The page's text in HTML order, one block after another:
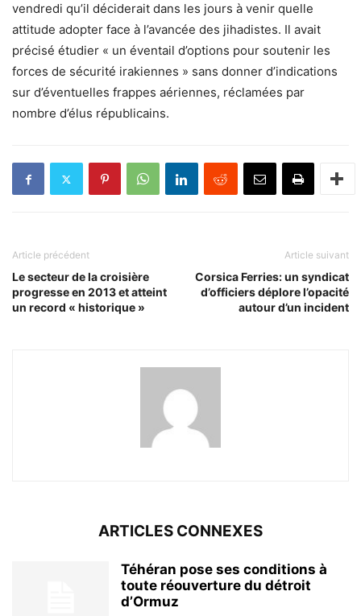
vendredi qu’il déciderait dans les jours à venir quelle
attitude adopter face à l’avancée des jihadistes. Il avait
précisé étudier « un éventail d’options pour soutenir les
forces de sécurité irakiennes » sans donner d’indications
sur d’éventuelles frappes aériennes, réclamées par
nombre d’élus républicains.
Article précédent
Le secteur de la croisière
progresse en 2013 et atteint
un record « historique »
Article suivant
Corsica Ferries: un syndicat
d’officiers déplore l’opacité
autour d’un incident
ARTICLES CONNEXES
Téhéran pose ses conditions à
toute réouverture du détroit
d’Ormuz